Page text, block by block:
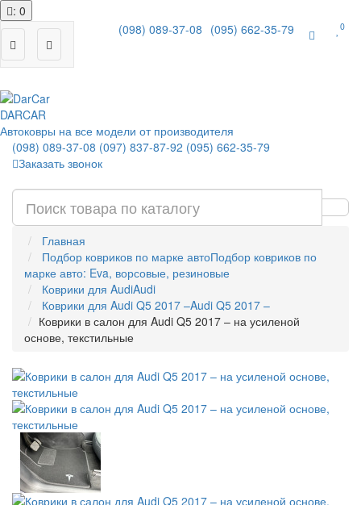
: 0
(098) 089-37-08 (095) 662-35-79 0
DARCAR
Автоковры на все модели от производителя
(098) 089-37-08 (097) 837-87-92 (095) 662-35-79
Заказать звонок
Главная
Подбор ковриков по марке автоПодбор ковриков по
марке авто: Eva, ворсовые, резиновые
Коврики для AudiAudi
Коврики для Audi Q5 2017 –Audi Q5 2017 –
Коврики в салон для Audi Q5 2017 – на усиленой
основе, текстильные